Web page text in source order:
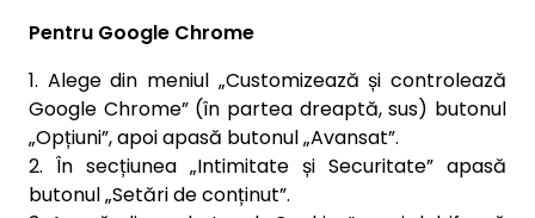
Pentru Google Chrome
1. Alege din meniul „Customizează și controlează
Google Chrome” (în partea dreaptă, sus) butonul
„Opțiuni”, apoi apasă butonul „Avansat”.
2. În secțiunea „Intimitate și Securitate” apasă
butonul „Setări de conținut”.